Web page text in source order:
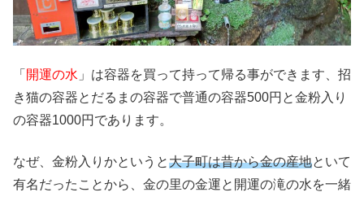
「 開運の水 」は容器を買って持って帰る事ができます、招
き猫の容器とだるまの容器で普通の容器500円と金粉入り
の容器1000円であります。
なぜ、金粉入りかというと大子町は昔から金の産地といて
有名だったことから、金の里の金運と開運の滝の水を一緒